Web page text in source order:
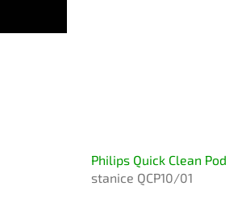
Philips Quick Clean Pod
stanice QCP10/01